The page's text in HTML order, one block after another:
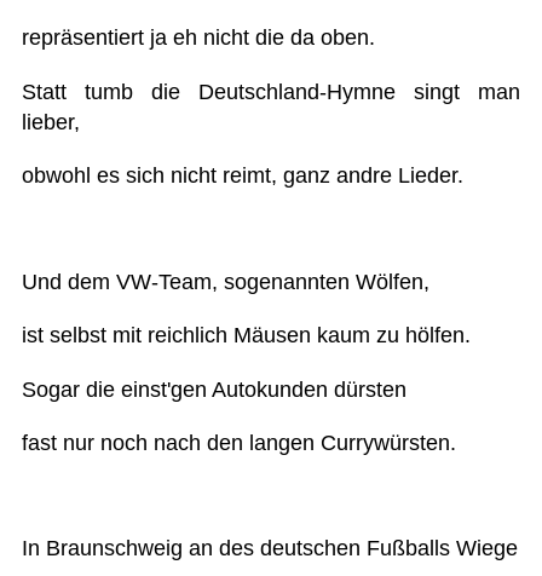
repräsentiert ja eh nicht die da oben.
Statt tumb die Deutschland-Hymne singt man
lieber,
obwohl es sich nicht reimt, ganz andre Lieder.
Und dem VW-Team, sogenannten Wölfen,
ist selbst mit reichlich Mäusen kaum zu hölfen.
Sogar die einst'gen Autokunden dürsten
fast nur noch nach den langen Currywürsten.
In Braunschweig an des deutschen Fußballs Wiege